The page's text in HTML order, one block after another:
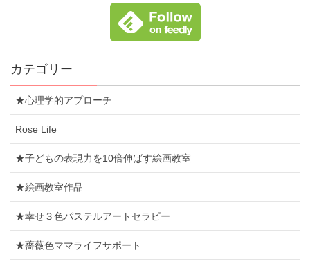
カテゴリー
★心理学的アプローチ
Rose Life
★子どもの表現力を10倍伸ばす絵画教室
★絵画教室作品
★幸せ３色パステルアートセラピー
★薔薇色ママライフサポート